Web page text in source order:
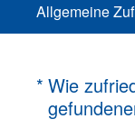
Allgemeine
* Wie